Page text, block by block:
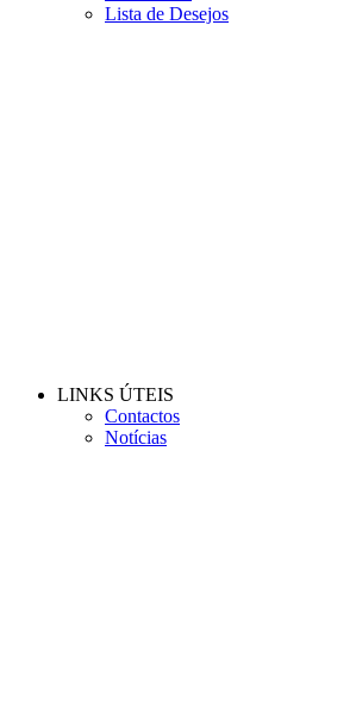
Lista de Desejos
LINKS ÚTEIS
Contactos
Notícias